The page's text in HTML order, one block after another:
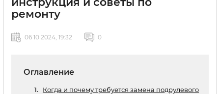
ремонту
06 10 2024, 19:32 0
Оглавление
Когда и почему требуется замена подрулевого